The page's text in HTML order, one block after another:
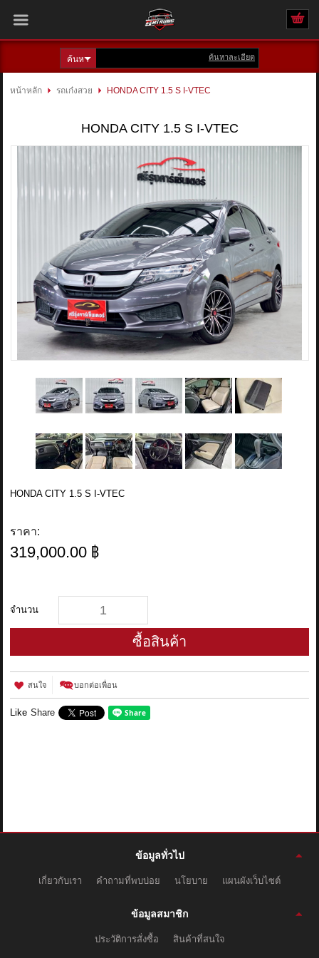
เข้าสู่ระบบ
ค้นหาละเอียด
หน้าหลัก รถเก๋งสวย HONDA CITY 1.5 S I-VTEC
HONDA CITY 1.5 S I-VTEC
HONDA CITY 1.5 S I-VTEC
ราคา:
319,000.00 ฿
จำนวน
ซื้อสินค้า
สนใจ บอกต่อเพื่อน
Like Share
ข้อมูลทั่วไป
เกี่ยวกับเรา คำถามที่พบบ่อย นโยบาย แผนผังเว็บไซต์
ข้อมูลสมาชิก
ประวัติการสั่งซื้อ สินค้าที่สนใจ